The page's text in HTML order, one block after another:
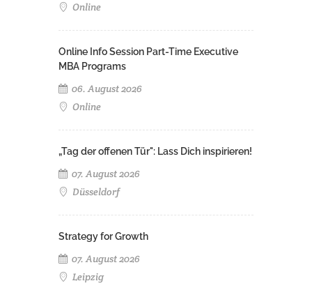
Online
Online Info Session Part-Time Executive
MBA Programs
06. August 2026
Online
„Tag der offenen Tür": Lass Dich inspirieren!
07. August 2026
Düsseldorf
Strategy for Growth
07. August 2026
Leipzig